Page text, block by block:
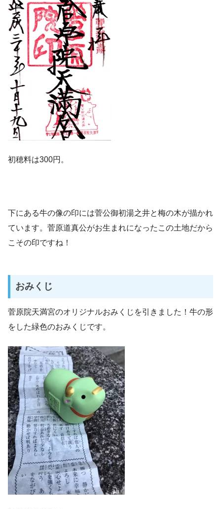
初穂料は300円。
下にある牛の像の印には菅公御初湯之井と梅の木が描かれ
ています。菅原道真公がお生まれになったこの土地だから
こその印ですね！
おみくじ
菅原院天満宮のオリジナルおみくじを引きました！牛の形
をした緑色のおみくじです。